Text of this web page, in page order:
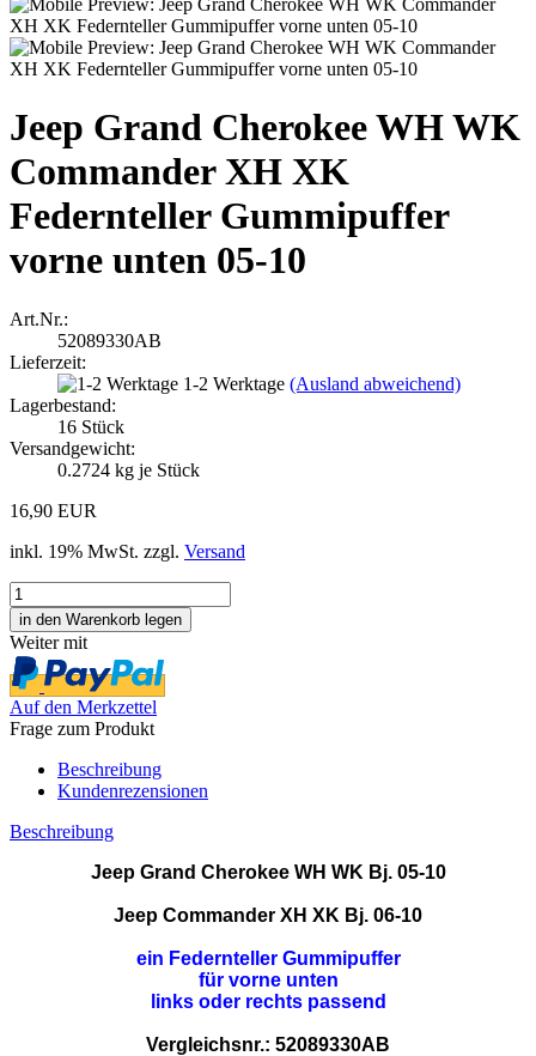
Jeep Grand Cherokee WH WK
Commander XH XK
Federnteller Gummipuffer
vorne unten 05-10
Art.Nr.:
52089330AB
Lieferzeit:
1-2 Werktage (Ausland abweichend)
Lagerbestand:
16 Stück
Versandgewicht:
0.2724 kg je Stück
16,90 EUR
inkl. 19% MwSt. zzgl. Versand
Weiter mit
Auf den Merkzettel
Frage zum Produkt
Beschreibung
Kundenrezensionen
Beschreibung
Jeep Grand Cherokee WH WK Bj. 05-10
Jeep Commander XH XK Bj. 06-10
ein Federnteller Gummipuffer
für vorne unten
links oder rechts passend
Vergleichsnr.: 52089330AB